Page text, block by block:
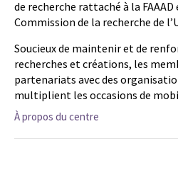
de recherche rattaché à la
Commission de la recherche de
Soucieux de maintenir et de
recherches et créations, les
partenariats avec des
multiplient les occasions de
À propos du centre